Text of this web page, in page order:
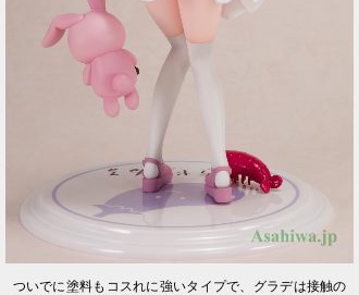
ついでに塗料もコスれに強いタイプで、グラデは接触の